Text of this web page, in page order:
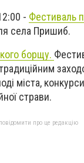
- Фестиваль
села Пришиб.
борщу.
міста,
страви.
про це редакцію